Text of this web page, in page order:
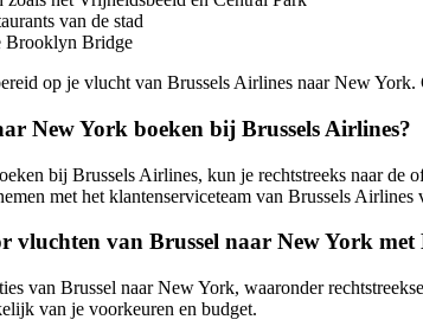
van de stad
Brooklyn Bridge
op je vlucht van Brussels Airlines naar New
New York boeken bij Brussels Airlines?
bij Brussels Airlines, kun je rechtstreeks naar
met het klantenserviceteam van Brussels
vluchten van Brussel naar New York met
van Brussel naar New York, waaronder
van je voorkeuren en budget.